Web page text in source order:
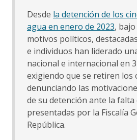
Desde la detención de los
agua en enero de 2023,
motivos políticos,
e individuos han liderado
nacional e internacional en
exigiendo que se retiren los
denunciando las
de su detención ante la falta
presentadas por la Fiscalía
República.